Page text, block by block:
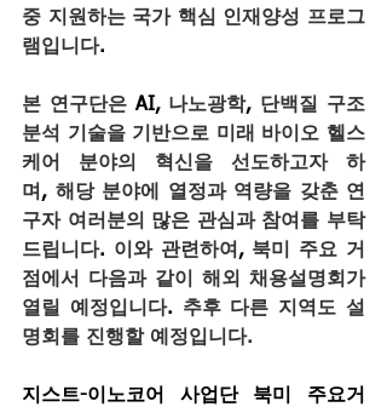
중 지원하는 국가 핵심 인재양성 프로그
램입니다.
본 연구단은 AI, 나노광학, 단백질 구조
분석 기술을 기반으로 미래 바이오 헬스
케어 분야의 혁신을 선도하고자 하
며 , 해당 분야에 열정과 역량을 갖춘 연
구자 여러분의 많은 관심과 참여를 부탁
드립니다. 이와 관련하여 , 북미 주요 거
점에서 다음과 같이 해외 채용설명회가
열릴 예정입니다. 추후 다른 지역도 설
명회를 진행할 예정입니다.
지스트-이노코어 사업단 북미 주요거